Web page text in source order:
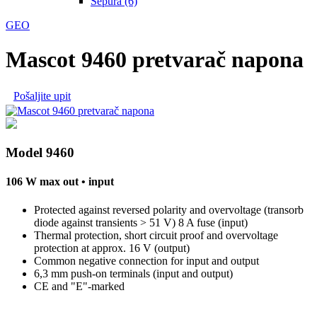
GEO
Mascot 9460 pretvarač napona
Pošaljite upit
Model 9460
106 W max out • input
Protected against reversed polarity and overvoltage (transorb
diode against transients > 51 V) 8 A fuse (input)
Thermal protection, short circuit proof and overvoltage
protection at approx. 16 V (output)
Common negative connection for input and output
6,3 mm push-on terminals (input and output)
CE and "E"-marked